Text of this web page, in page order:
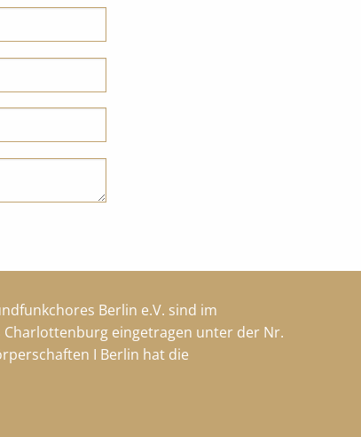
Berlin e.V. sind im
eingetragen unter der Nr.
I Berlin hat die